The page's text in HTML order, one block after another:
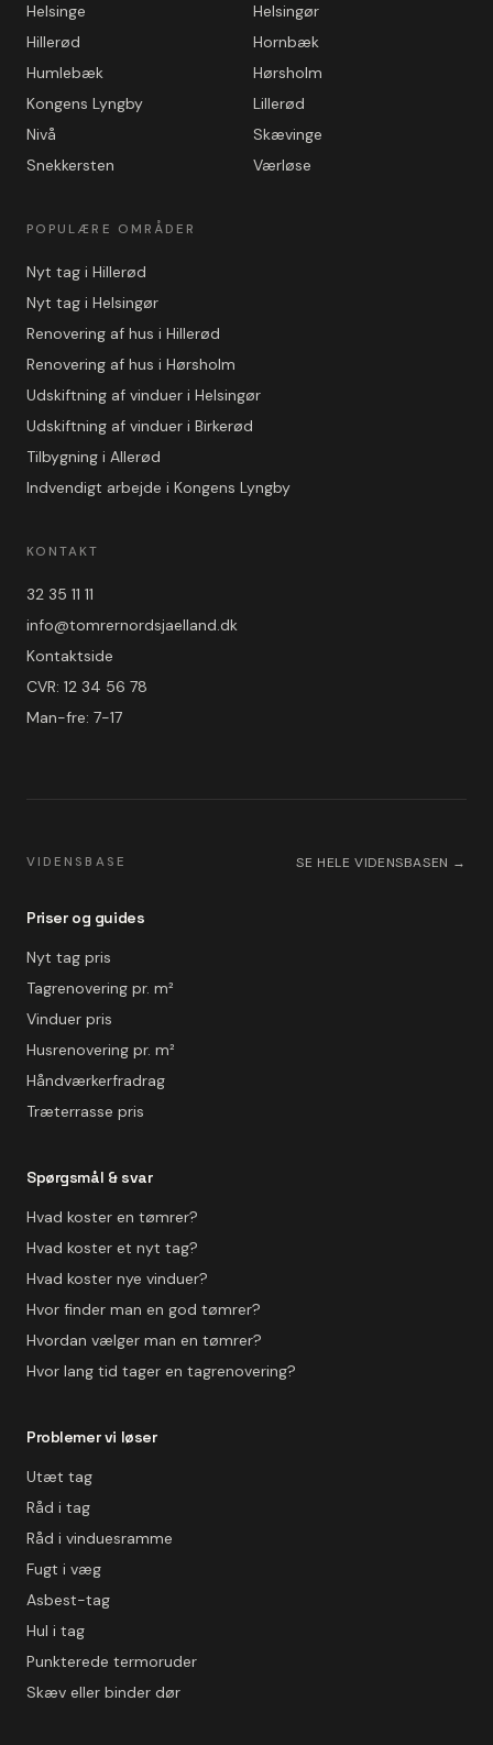
Helsinge
Helsingør
Hillerød
Hornbæk
Humlebæk
Hørsholm
Kongens Lyngby
Lillerød
Nivå
Skævinge
Snekkersten
Værløse
POPULÆRE OMRÅDER
Nyt tag i Hillerød
Nyt tag i Helsingør
Renovering af hus i Hillerød
Renovering af hus i Hørsholm
Udskiftning af vinduer i Helsingør
Udskiftning af vinduer i Birkerød
Tilbygning i Allerød
Indvendigt arbejde i Kongens Lyngby
KONTAKT
32 35 11 11
info@tomrernordsjaelland.dk
Kontaktside
CVR: 12 34 56 78
Man-fre: 7-17
VIDENSBASE SE HELE VIDENSBASEN →
Priser og guides
Nyt tag pris
Tagrenovering pr. m²
Vinduer pris
Husrenovering pr. m²
Håndværkerfradrag
Træterrasse pris
Spørgsmål & svar
Hvad koster en tømrer?
Hvad koster et nyt tag?
Hvad koster nye vinduer?
Hvor finder man en god tømrer?
Hvordan vælger man en tømrer?
Hvor lang tid tager en tagrenovering?
Problemer vi løser
Utæt tag
Råd i tag
Råd i vinduesramme
Fugt i væg
Asbest-tag
Hul i tag
Punkterede termoruder
Skæv eller binder dør